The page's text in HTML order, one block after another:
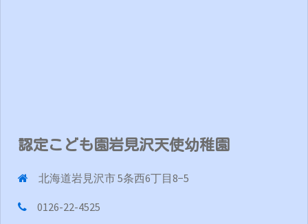
認定こども園岩見沢天使幼稚園
北海道岩見沢市 5条西6丁目8−5
0126-22-4525